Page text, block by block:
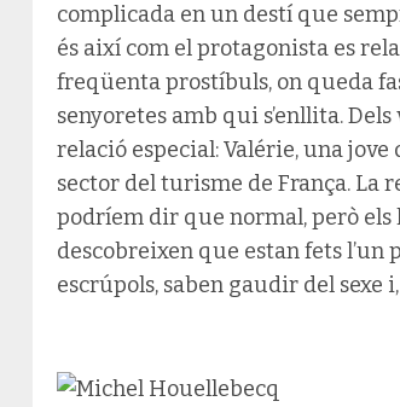
complicada en un destí que
és així com el protagonista es
freqüenta prostíbuls, on queda
senyoretes amb qui s’enllita.
relació especial: Valérie, una
sector del turisme de França. La
podríem dir que normal, però els
descobreixen que estan fets l’un
escrúpols, saben gaudir del